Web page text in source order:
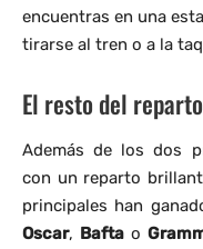
encuentras en una
tirarse al tren o a la
El resto del reparto
Además de los dos
con un reparto
principales han
Oscar, Baftao